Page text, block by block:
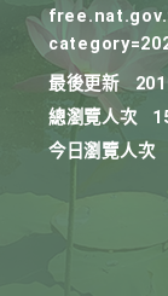
最後更新
總瀏覽人次
今日瀏覽人次